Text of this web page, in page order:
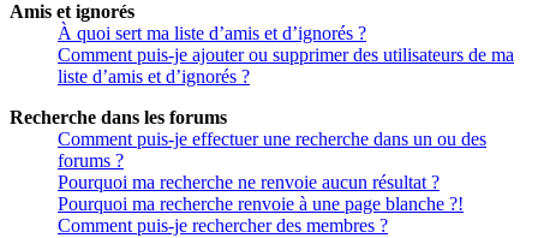
Amis et ignorés
À quoi sert ma liste d’amis et d’ignorés ?
Comment puis-je ajouter ou supprimer des utilisateurs de ma
liste d’amis et d’ignorés ?
Recherche dans les forums
Comment puis-je effectuer une recherche dans un ou des
forums ?
Pourquoi ma recherche ne renvoie aucun résultat ?
Pourquoi ma recherche renvoie à une page blanche ?!
Comment puis-je rechercher des membres ?